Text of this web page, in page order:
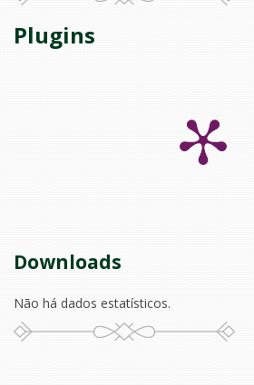
Plugins
Downloads
Não há dados estatísticos.